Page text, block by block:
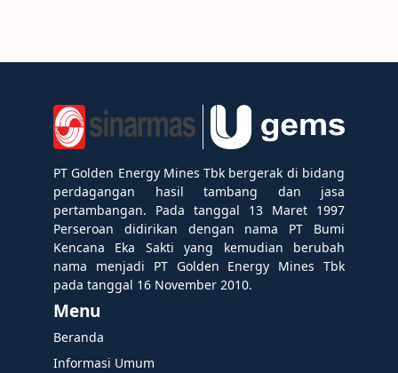
PT Golden Energy Mines Tbk bergerak di bidang
perdagangan hasil tambang dan jasa
pertambangan. Pada tanggal 13 Maret 1997
Perseroan didirikan dengan nama PT Bumi
Kencana Eka Sakti yang kemudian berubah
nama menjadi PT Golden Energy Mines Tbk
pada tanggal 16 November 2010.
Menu
Beranda
Informasi Umum